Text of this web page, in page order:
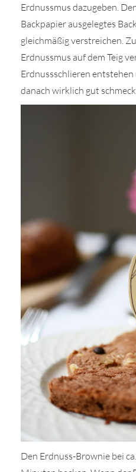
Erdnussmus dazugeben.
Backpapier ausgelegtes
gleichmäßig verstreichen.
Erdnussmus auf dem Teig
Erdnussschlieren
danach wirklich gut
Den Erdnuss-Brownie bei